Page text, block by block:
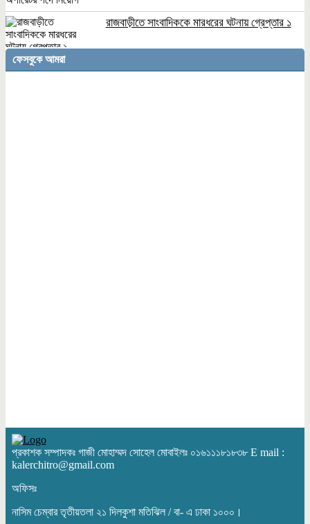
রাজবাড়ীতে সাংবাদিককে মারধরের ঘটনায় গ্রেপ্তার ১
বিশ্ববাজারে টানা কমছে জ্বালানি তেলের দাম
ওয়ার্কিং জার্নালিষ্ট ফোরামের উদ্যোগে সাংবাদিক আনোয়ার উদ্দিনের স্মরণ সভা ও দোয়া
অনুষ্ঠিত
বিকাশের মাধ্যমে ব্র্যাকের সদস্যদের সঞ্চয় ফেরত ও জনসচেতনতামূলক প্রচার-
প্রচারণার পাশাপাশি মাস্ক বিতরণ
ফেসবুকে আমরা
প্রকাশক সম্পাদকঃ গাজী মোহাম্মদ সোহেল মোবাইলঃ ০১৬১১১৮১৮৩৮ E mail :
kalerchitro@gmail.com
অফিসঃ
নাসিম চেম্বার তৃতীয়তলা ২১ দিলকুশা মতিঝিল / বা- এ ঢাকা ১০০০।